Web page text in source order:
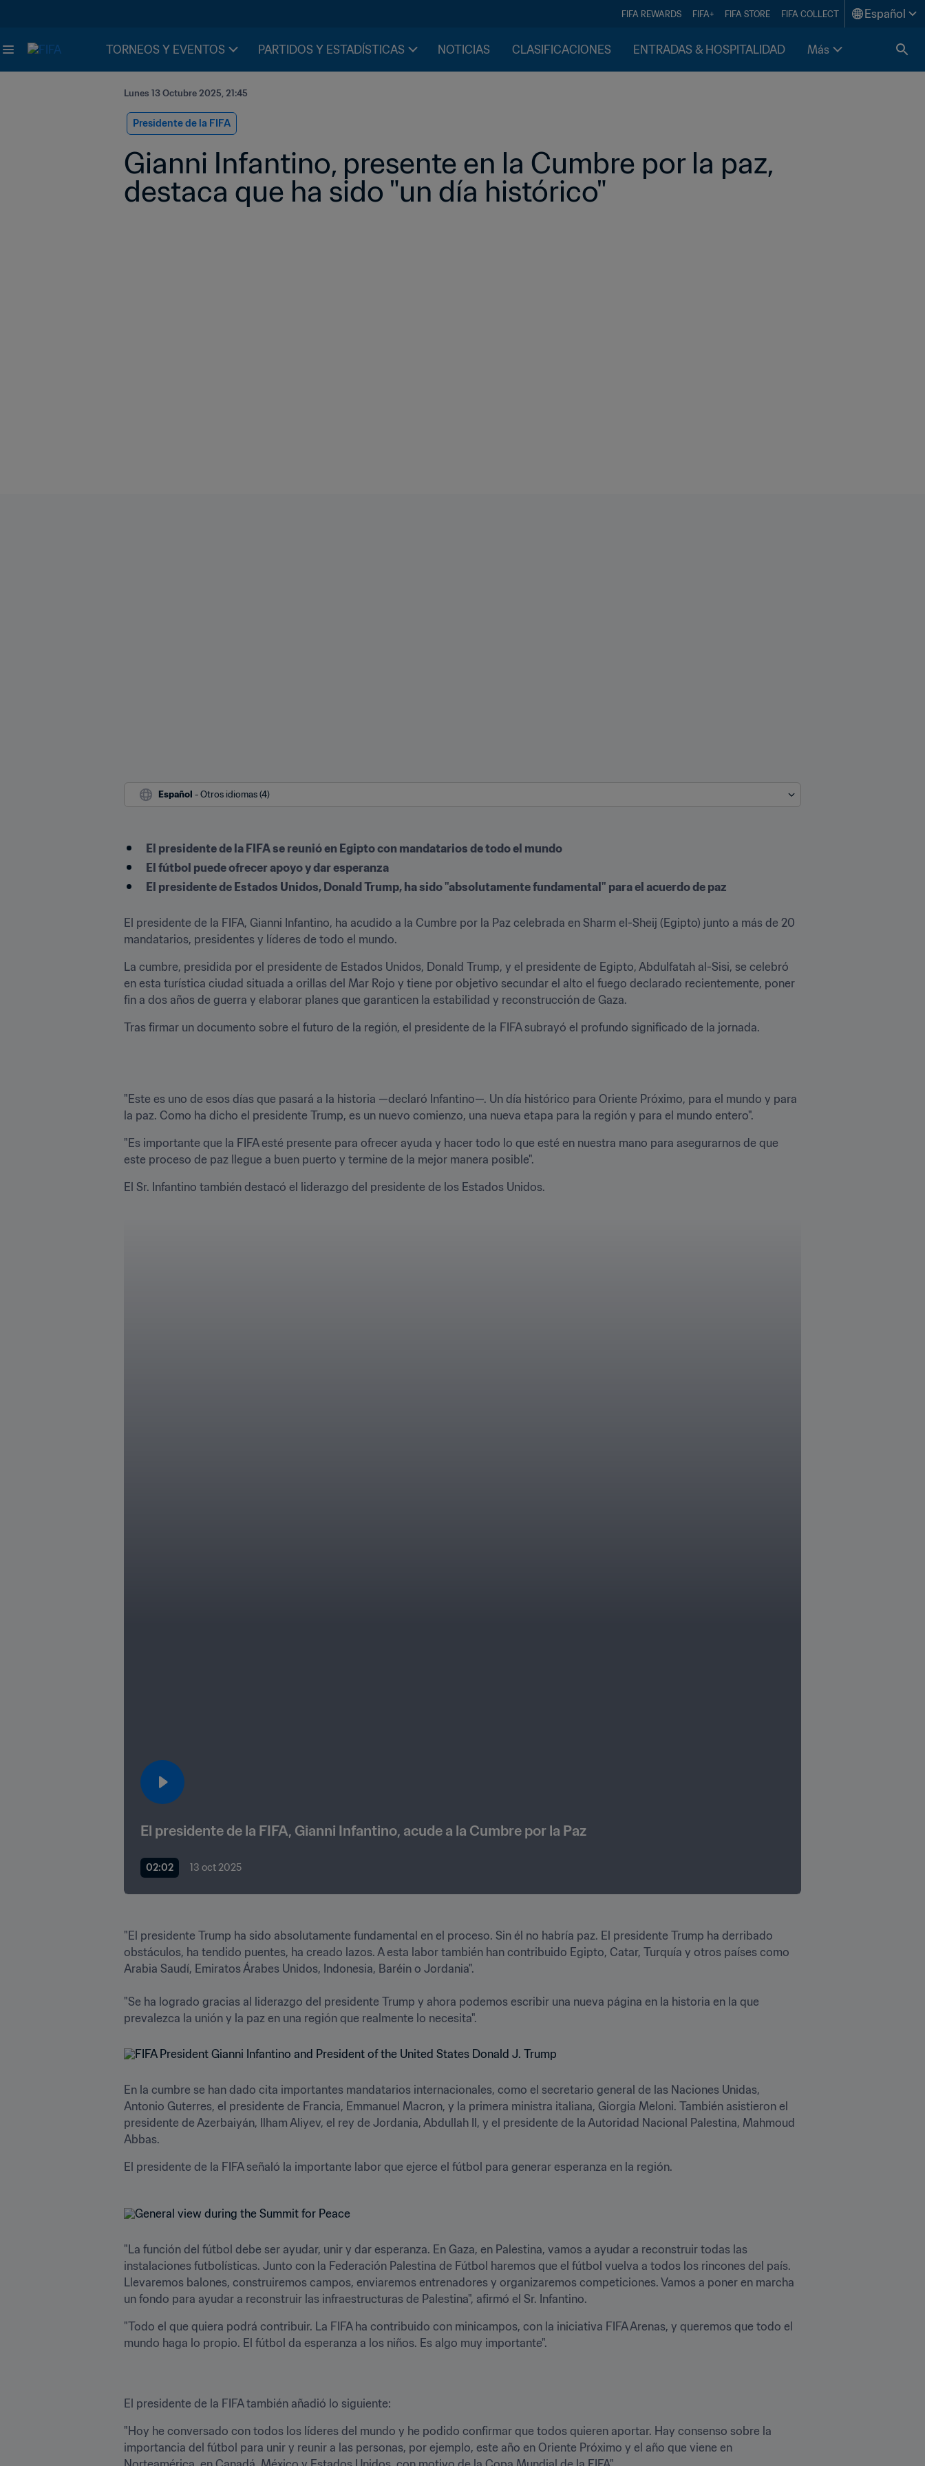
FIFA REWARDS FIFA+ FIFA STORE FIFA COLLECT Español
TORNEOS Y EVENTOS PARTIDOS Y ESTADÍSTICAS NOTICIAS CLASIFICACIONES ENTRADAS & HOSPITALIDAD Más
Lunes 13 Octubre 2025, 21:45
Presidente de la FIFA
Gianni Infantino, presente en la Cumbre por la paz,
destaca que ha sido "un día histórico"
Español - Otros idiomas (4)
El presidente de la FIFA se reunió en Egipto con mandatarios de todo el mundo
El fútbol puede ofrecer apoyo y dar esperanza
El presidente de Estados Unidos, Donald Trump, ha sido "absolutamente fundamental" para el acuerdo de paz
El presidente de la FIFA, Gianni Infantino, ha acudido a la Cumbre por la Paz celebrada en Sharm el-Sheij (Egipto) junto a más de 20
mandatarios, presidentes y líderes de todo el mundo.
La cumbre, presidida por el presidente de Estados Unidos, Donald Trump, y el presidente de Egipto, Abdulfatah al-Sisi, se celebró
en esta turística ciudad situada a orillas del Mar Rojo y tiene por objetivo secundar el alto el fuego declarado recientemente, poner
fin a dos años de guerra y elaborar planes que garanticen la estabilidad y reconstrucción de Gaza.
Tras firmar un documento sobre el futuro de la región, el presidente de la FIFA subrayó el profundo significado de la jornada.
"Este es uno de esos días que pasará a la historia —declaró Infantino—. Un día histórico para Oriente Próximo, para el mundo y para
la paz. Como ha dicho el presidente Trump, es un nuevo comienzo, una nueva etapa para la región y para el mundo entero".
"Es importante que la FIFA esté presente para ofrecer ayuda y hacer todo lo que esté en nuestra mano para asegurarnos de que
este proceso de paz llegue a buen puerto y termine de la mejor manera posible".
El Sr. Infantino también destacó el liderazgo del presidente de los Estados Unidos.
El presidente de la FIFA, Gianni Infantino, acude a la Cumbre por la Paz
02:02 13 oct 2025
"El presidente Trump ha sido absolutamente fundamental en el proceso. Sin él no habría paz. El presidente Trump ha derribado
obstáculos, ha tendido puentes, ha creado lazos. A esta labor también han contribuido Egipto, Catar, Turquía y otros países como
Arabia Saudí, Emiratos Árabes Unidos, Indonesia, Baréin o Jordania".
"Se ha logrado gracias al liderazgo del presidente Trump y ahora podemos escribir una nueva página en la historia en la que
prevalezca la unión y la paz en una región que realmente lo necesita".
En la cumbre se han dado cita importantes mandatarios internacionales, como el secretario general de las Naciones Unidas,
Antonio Guterres, el presidente de Francia, Emmanuel Macron, y la primera ministra italiana, Giorgia Meloni. También asistieron el
presidente de Azerbaiyán, Ilham Aliyev, el rey de Jordania, Abdullah II, y el presidente de la Autoridad Nacional Palestina, Mahmoud
Abbas.
El presidente de la FIFA señaló la importante labor que ejerce el fútbol para generar esperanza en la región.
"La función del fútbol debe ser ayudar, unir y dar esperanza. En Gaza, en Palestina, vamos a ayudar a reconstruir todas las
instalaciones futbolísticas. Junto con la Federación Palestina de Fútbol haremos que el fútbol vuelva a todos los rincones del país.
Llevaremos balones, construiremos campos, enviaremos entrenadores y organizaremos competiciones. Vamos a poner en marcha
un fondo para ayudar a reconstruir las infraestructuras de Palestina", afirmó el Sr. Infantino.
"Todo el que quiera podrá contribuir. La FIFA ha contribuido con minicampos, con la iniciativa FIFA Arenas, y queremos que todo el
mundo haga lo propio. El fútbol da esperanza a los niños. Es algo muy importante".
El presidente de la FIFA también añadió lo siguiente:
"Hoy he conversado con todos los líderes del mundo y he podido confirmar que todos quieren aportar. Hay consenso sobre la
importancia del fútbol para unir y reunir a las personas, por ejemplo, este año en Oriente Próximo y el año que viene en